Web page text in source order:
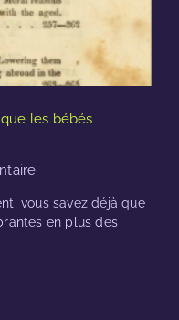
les bébés
vous savez déjà que
en plus des